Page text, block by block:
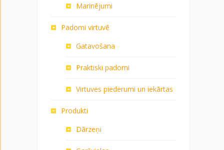
Marinējumi
Padomi virtuvē
Gatavošana
Praktiski padomi
Virtuves piederumi un iekārtas
Produkti
Dārzeņi